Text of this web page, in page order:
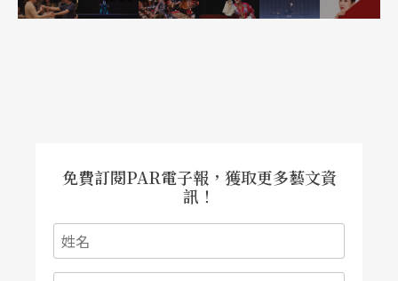
逐漸破損、形成孔洞為止，並將上述動作的錄音被
藝術家藉由與展牆的實際物理性接觸，在展牆上呈
現「製造聲音的行為」，簡單地外顯了觀眾不可見
的創作過程，像是一場時間錯置的表演。「微孔
免費訂閱PAR電子報，獲取更多藝文資
訊！